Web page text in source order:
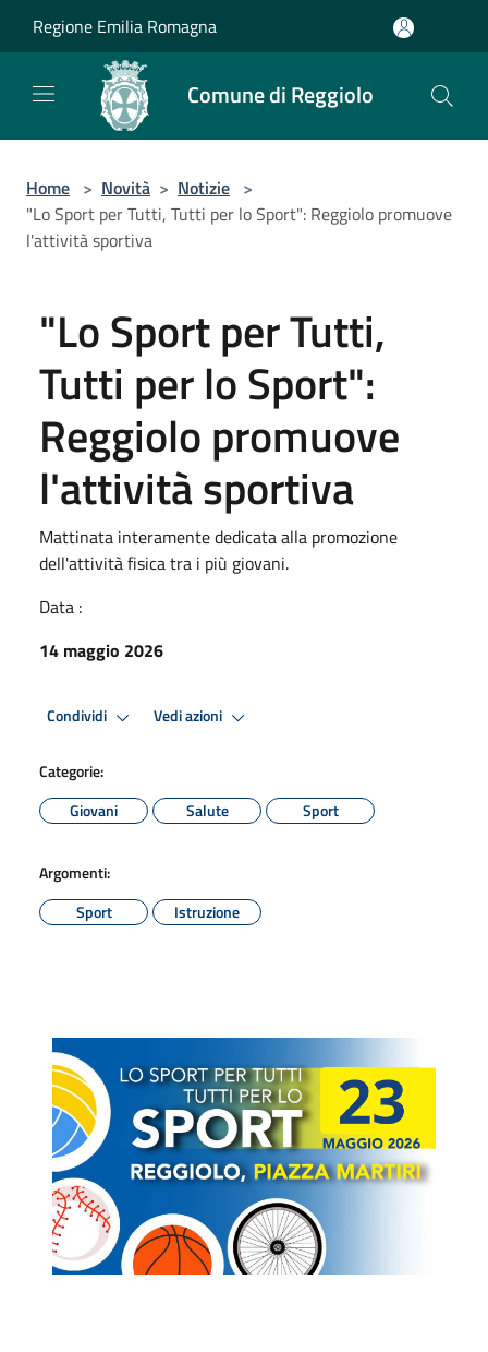
Regione Emilia Romagna
Comune di Reggiolo
Home > Novità > Notizie >
"Lo Sport per Tutti, Tutti per lo Sport": Reggiolo promuove
l'attività sportiva
"Lo Sport per Tutti,
Tutti per lo Sport":
Reggiolo promuove
l'attività sportiva
Mattinata interamente dedicata alla promozione
dell'attività fisica tra i più giovani.
Data :
14 maggio 2026
Condividi Vedi azioni
Categorie:
Giovani
Salute Sport
Argomenti:
Sport
Istruzione